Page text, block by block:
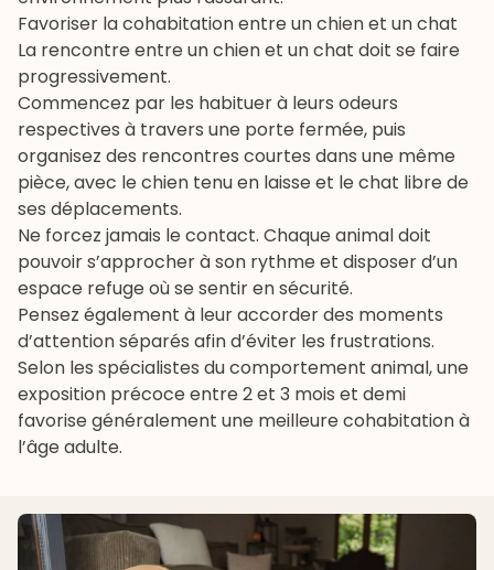
Favoriser la cohabitation entre un chien et un chat
La rencontre entre un chien et un chat doit se faire
progressivement.
Commencez par les habituer à leurs odeurs
respectives à travers une porte fermée, puis
organisez des rencontres courtes dans une même
pièce, avec le chien tenu en laisse et le chat libre de
ses déplacements.
Ne forcez jamais le contact. Chaque animal doit
pouvoir s’approcher à son rythme et disposer d’un
espace refuge où se sentir en sécurité.
Pensez également à leur accorder des moments
d’attention séparés afin d’éviter les frustrations.
Selon les spécialistes du comportement animal, une
exposition précoce entre 2 et 3 mois et demi
favorise généralement une meilleure cohabitation à
l’âge adulte.